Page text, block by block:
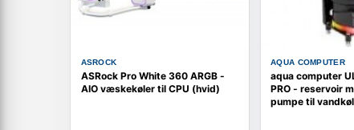
ASROCK
ASRock Pro White 360 ARGB -
AIO væskekøler til CPU (hvid)
AQUA COMPUTER
aqua computer
PRO - reservoir
pumpe til